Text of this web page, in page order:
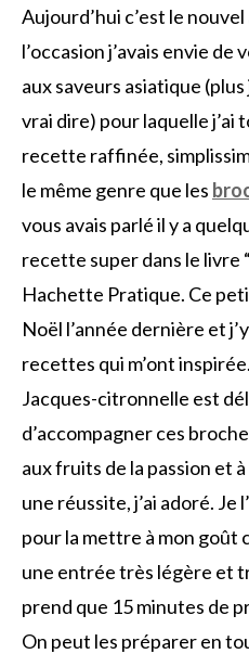
Aujourd’hui c’est le
l’occasion j’avais envie
aux saveurs asiatique
vrai dire) pour laquelle j’ai
recette raffinée,
le même genre que les
vous avais parlé il y a
recette super dans le livre
Hachette Pratique. Ce
Noël l’année dernière et
recettes qui m’ont
Jacques-citronnelle est
d’accompagner ces
aux fruits de la passion et
une réussite, j’ai adoré.
pour la mettre à mon goût
une entrée très légère et
prend que 15 minutes de
On peut les préparer en